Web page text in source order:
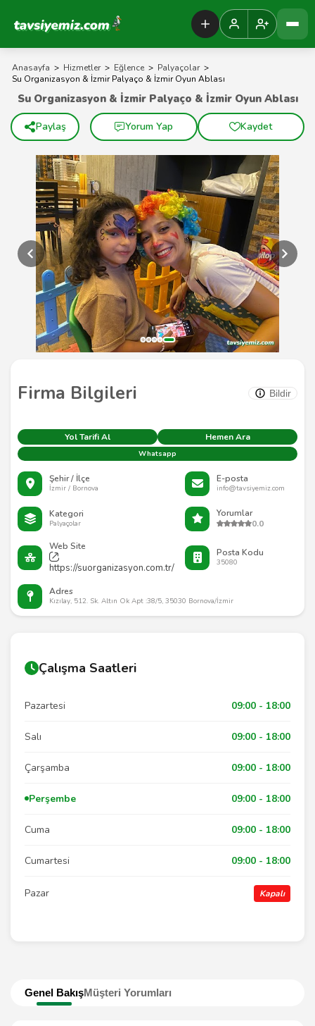
Tavsiyemiz Anasayfa
Anasayfa > Hizmetler > Eğlence > Palyaçolar >
Su Organizasyon & İzmir Palyaço & İzmir Oyun Ablası
Firma Bilgileri Bildir
Yol Tarifi Al Hemen Ara
Whatsapp
Şehir / İlçe
İzmir / Bornova
E-posta
info@tavsiyemiz.com
Kategori
Palyaçolar
Yorumlar
0.0
Web Site
https://suorganizasyon.com.tr/
Posta Kodu
35080
Adres
Kızılay, 512. Sk. Altın Ok Apt :38/5, 35030 Bornova/İzmir
Su Organizasyon & İzmir Palyaço & İzmir Oyun Ablası
Paylaş Yorum Yap Kaydet
Genel BakışMüşteri Yorumları
Çalışma Saatleri
Pazartesi 09:00 - 18:00
Salı 09:00 - 18:00
Çarşamba 09:00 - 18:00
Perşembe 09:00 - 18:00
Cuma 09:00 - 18:00
Cumartesi 09:00 - 18:00
Pazar Kapalı